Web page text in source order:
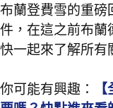
布蘭登費雪的重磅
件，在這之前布蘭
快一起來了解所有
你可能有興趣：